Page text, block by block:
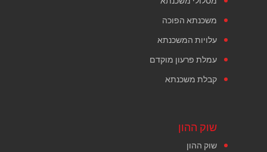
משכנתא הפוכה
עלויות המשכנתא
עמלת פרעון מוקדם
קבלת משכנתא
שוק ההון
שוק ההון